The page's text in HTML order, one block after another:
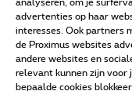
Alle rechten
analyseren, om je
advertenties op haar
interesses. Ook partners
de Proximus websites
andere websites en
relevant kunnen zijn voor
bepaalde cookies